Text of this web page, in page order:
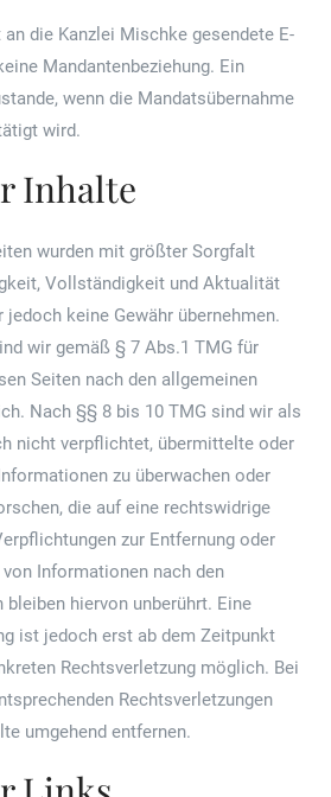
die Kanzlei Mischke gesendete E-
Mandantenbeziehung. Ein
wenn die Mandatsübernahme
wird.
Inhalte
wurden mit größter Sorgfalt
Vollständigkeit und Aktualität
keine Gewähr übernehmen.
wir gemäß § 7 Abs.1 TMG für
Seiten nach den allgemeinen
Nach §§ 8 bis 10 TMG sind wir als
nicht verpflichtet, übermittelte oder
zu überwachen oder
die auf eine rechtswidrige
zur Entfernung oder
Informationen nach den
bleiben hiervon unberührt. Eine
ist jedoch erst ab dem Zeitpunkt
Rechtsverletzung möglich. Bei
Rechtsverletzungen
umgehend entfernen.